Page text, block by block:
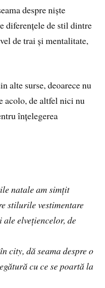
despre niște
diferențele de stil dintre
de trai și mentalitate,
alte surse, deoarece nu
acolo, de altfel nici nu
înțelegerea
natale am simțit
stilurile vestimentare
elvețiencelor, de
city, dă seama despre o
cu ce se poartă la